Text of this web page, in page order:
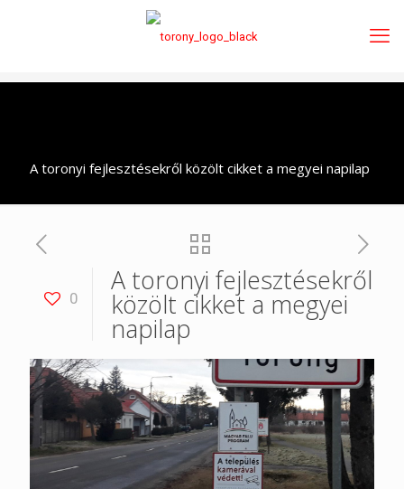
A toronyi fejlesztésekről közölt cikket a megyei napilap
0
A toronyi fejlesztésekről
közölt cikket a megyei
napilap